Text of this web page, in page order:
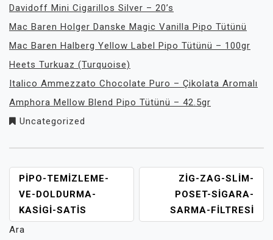
Davidoff Mini Cigarillos Silver – 20’s
Mac Baren Holger Danske Magic Vanilla Pipo Tütünü
Mac Baren Halberg Yellow Label Pipo Tütünü – 100gr
Heets Turkuaz (Turquoise)
Italico Ammezzato Chocolate Puro – Çikolata Aromalı
Amphora Mellow Blend Pipo Tütünü – 42.5gr
Uncategorized
YAZI
GEZINMESI
PIPO-TEMIZLEME-
VE-DOLDURMA-
KASIGI-SATIS
ZIG-ZAG-SLIM-
POSET-SIGARA-
SARMA-FILTRESI
Ara